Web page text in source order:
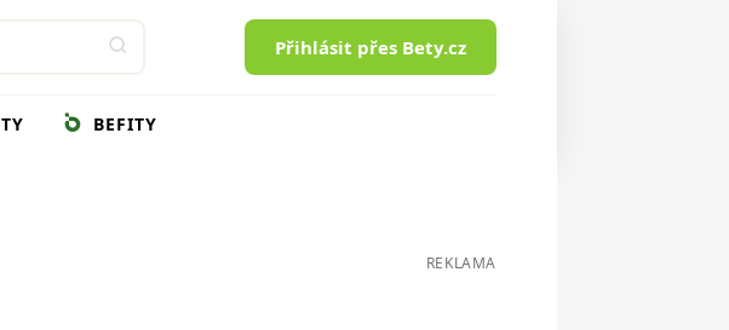
Přihlásit přes Bety.cz
BEFITY
REKLAMA